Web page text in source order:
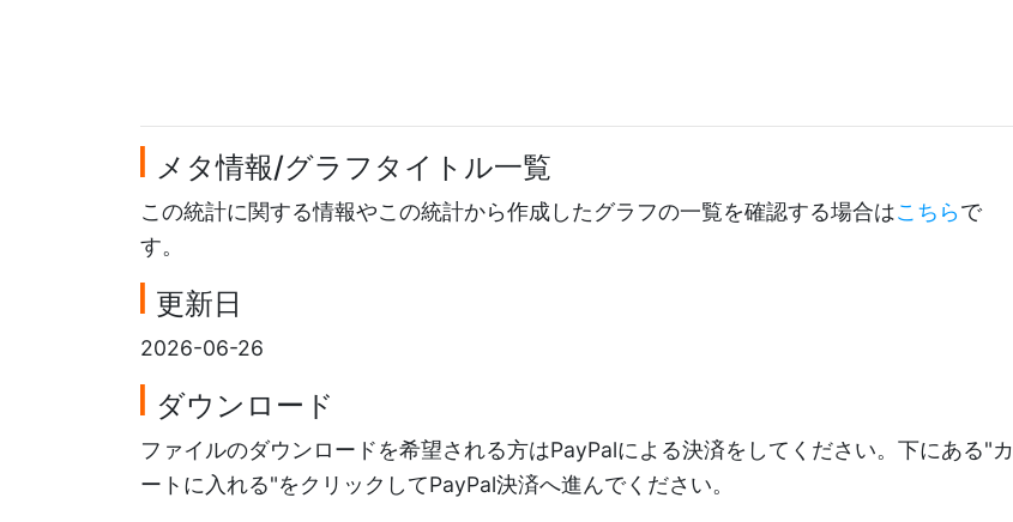
メタ情報/グラフタイトル一覧
この統計に関する情報やこの統計から作成したグラフの一覧を確認する場合はこちらで
す。
更新日
2026-06-26
ダウンロード
ファイルのダウンロードを希望される方はPayPalによる決済をしてください。下にある"カ
ートに入れる"をクリックしてPayPal決済へ進んでください。